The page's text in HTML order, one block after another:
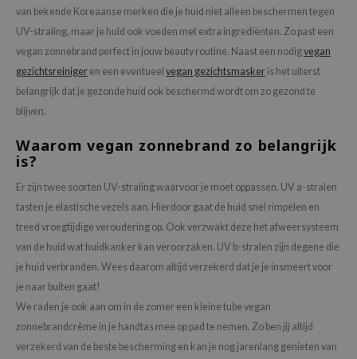
van bekende Koreaanse merken die je huid niet alleen beschermen tegen
UV-straling, maar je huid ook voeden met extra ingrediënten. Zo past een
vegan zonnebrand perfect in jouw beauty routine. Naast een nodigvegan
gezichtsreiniger en een eventueel vegan gezichtsmasker is het uiterst
belangrijk dat je gezonde huid ook beschermd wordt om zo gezond te
blijven.
Waarom vegan zonnebrand zo belangrijk
is?
Er zijn twee soorten UV-straling waarvoor je moet oppassen. UV a-stralen
tasten je elastische vezels aan. Hierdoor gaat de huid snel rimpelen en
treed vroegtijdige veroudering op. Ook verzwakt deze het afweersysteem
van de huid wat huidkanker kan veroorzaken. UV b-stralen zijn degene die
je huid verbranden. Wees daarom altijd verzekerd dat je je insmeert voor
je naar buiten gaat!
We raden je ook aan om in de zomer een kleine tube vegan
zonnebrandcrème in je handtas mee op pad te nemen. Zo ben jij altijd
verzekerd van de beste bescherming en kan je nog jarenlang genieten van